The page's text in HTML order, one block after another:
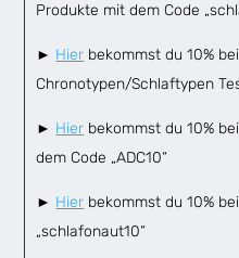
Produkte mit dem Code
► Hier bekommst du 10% bei
Chronotypen/Schlaftypen
► Hier bekommst du 10% bei
dem Code „ADC10“
► Hier bekommst du 10% bei
„schlafonaut10“